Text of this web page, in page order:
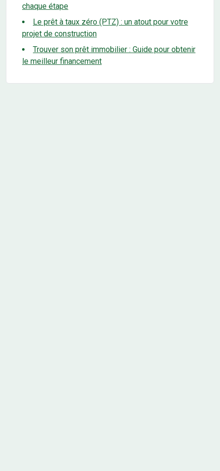
chaque étape
Le prêt à taux zéro (PTZ) : un atout pour votre
projet de construction
Trouver son prêt immobilier : Guide pour obtenir
le meilleur financement